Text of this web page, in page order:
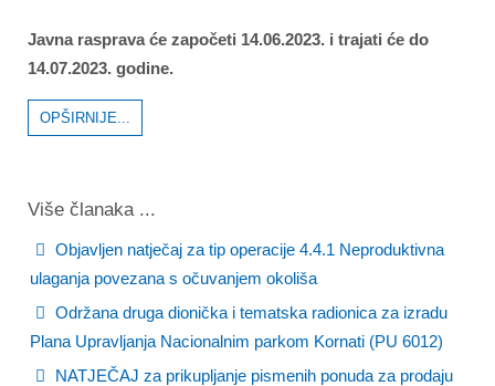
Javna rasprava će započeti 14.06.2023. i trajati će do
14.07.2023. godine.
OPŠIRNIJE...
Više članaka ...
Objavljen natječaj za tip operacije 4.4.1 Neproduktivna
ulaganja povezana s očuvanjem okoliša
Održana druga dionička i tematska radionica za izradu
Plana Upravljanja Nacionalnim parkom Kornati (PU 6012)
NATJEČAJ za prikupljanje pismenih ponuda za prodaju